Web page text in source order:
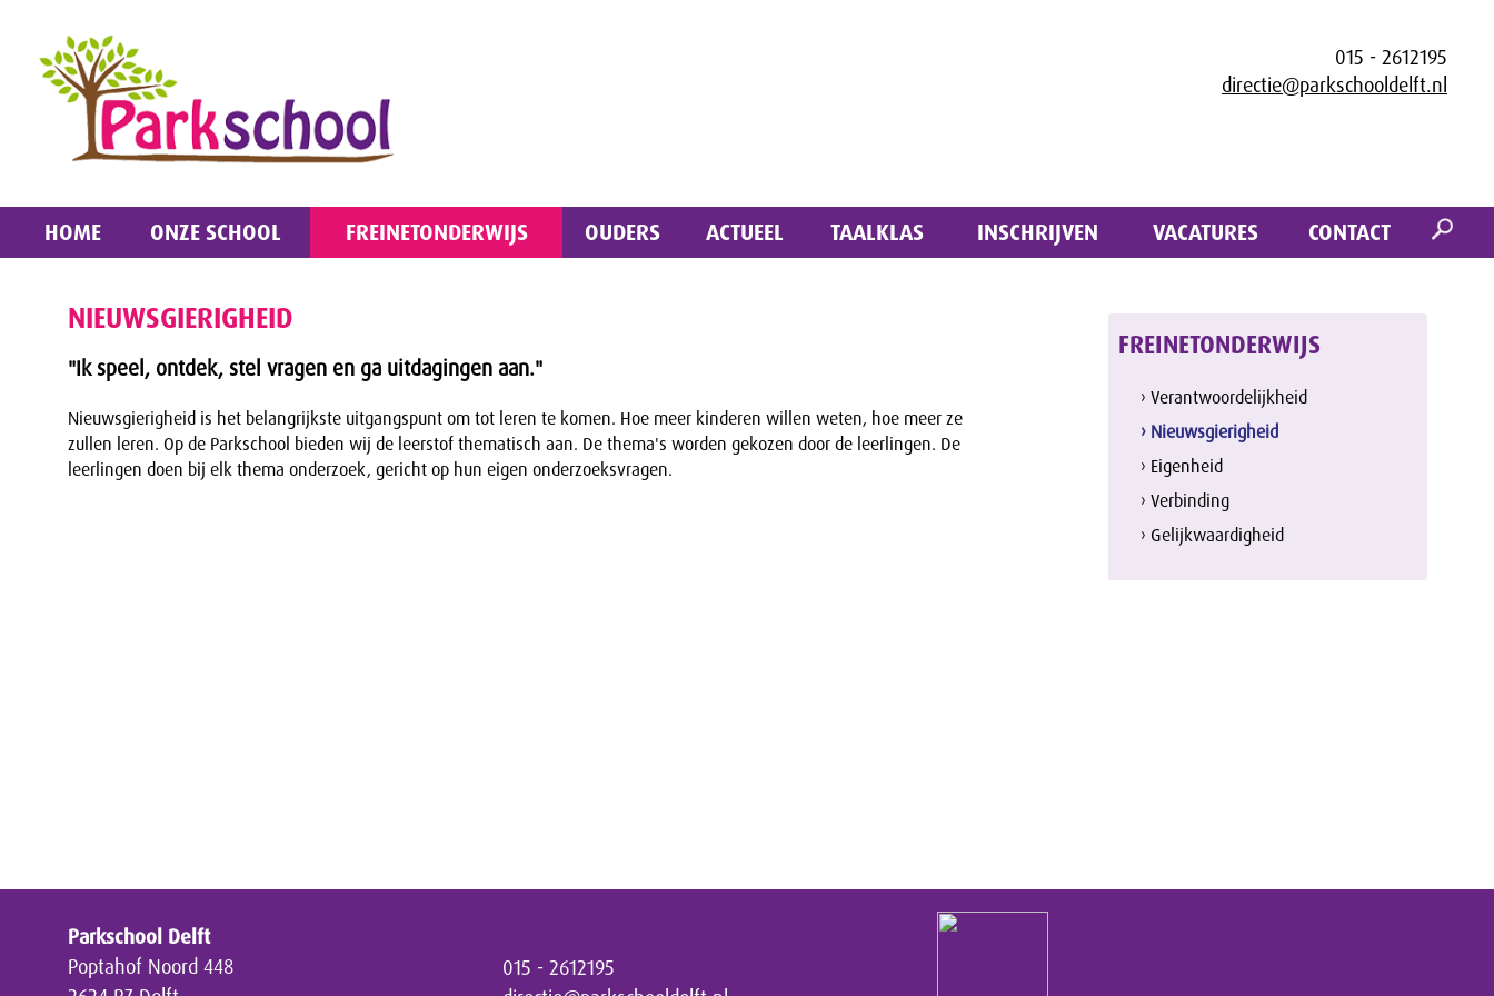
015 - 2612195
directie@parkschooldelft.nl
HOME ONZE SCHOOL FREINETONDERWIJS OUDERS ACTUEEL TAALKLAS INSCHRIJVEN VACATURES CONTACT
NIEUWSGIERIGHEID
"Ik speel, ontdek, stel vragen en ga uitdagingen aan."
Nieuwsgierigheid is het belangrijkste uitgangspunt om tot leren te komen. Hoe meer kinderen willen weten, hoe meer ze
zullen leren. Op de Parkschool bieden wij de leerstof thematisch aan. De thema's worden gekozen door de leerlingen. De
leerlingen doen bij elk thema onderzoek, gericht op hun eigen onderzoeksvragen.
FREINETONDERWIJS
› Verantwoordelijkheid
› Nieuwsgierigheid
› Eigenheid
› Verbinding
› Gelijkwaardigheid
Parkschool Delft
Poptahof Noord 448
015 - 2612195